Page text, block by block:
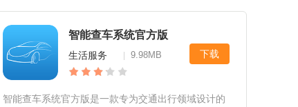
智能查车系统官方版
生活服务 9.98MB 下载
智能查车系统官方版是一款专为交通出行领域设计的